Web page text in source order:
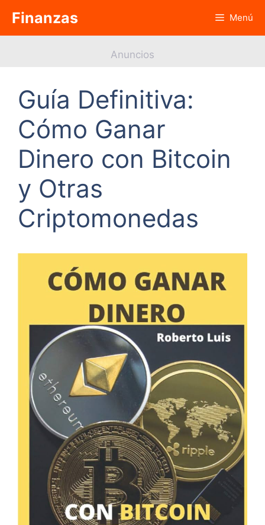
contenido
Finanzas Menú
Anuncios
Guía Definitiva:
Cómo Ganar
Dinero con Bitcoin
y Otras
Criptomonedas